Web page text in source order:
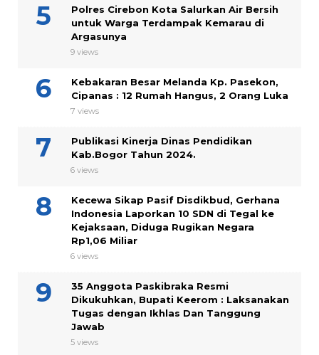
Polres Cirebon Kota Salurkan Air Bersih
untuk Warga Terdampak Kemarau di
Argasunya
9 views
Kebakaran Besar Melanda Kp. Pasekon,
Cipanas : 12 Rumah Hangus, 2 Orang Luka
7 views
Publikasi Kinerja Dinas Pendidikan
Kab.Bogor Tahun 2024.
6 views
Kecewa Sikap Pasif Disdikbud, Gerhana
Indonesia Laporkan 10 SDN di Tegal ke
Kejaksaan, Diduga Rugikan Negara
Rp1,06 Miliar
6 views
35 Anggota Paskibraka Resmi
Dikukuhkan, Bupati Keerom : Laksanakan
Tugas dengan Ikhlas Dan Tanggung
Jawab
5 views